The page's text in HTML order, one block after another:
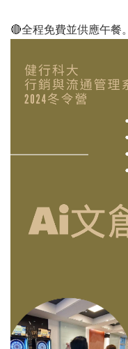
🔴全程免費並供應午餐。